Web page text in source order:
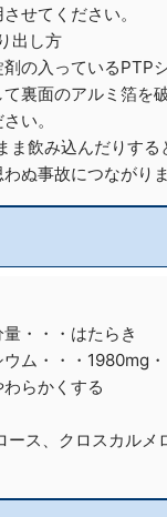
せてください。
出し方
の入っているPTP
裏面のアルミ箔を
い。
ま飲み込んだりする
ぬ事故につながり
・・・はたらき
ム・・・1980mg
らかくする
ース、クロスカルメ